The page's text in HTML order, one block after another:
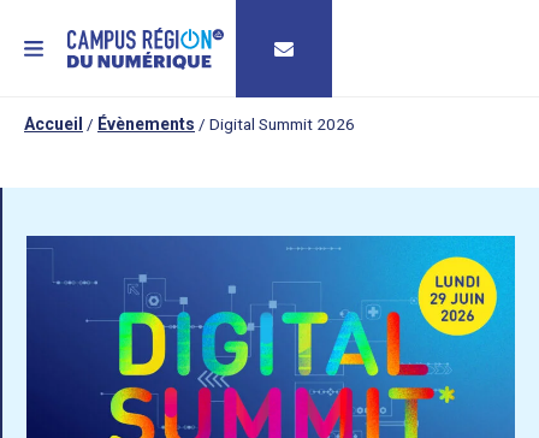
MENU
Accueil / Évènements / Digital Summit 2026